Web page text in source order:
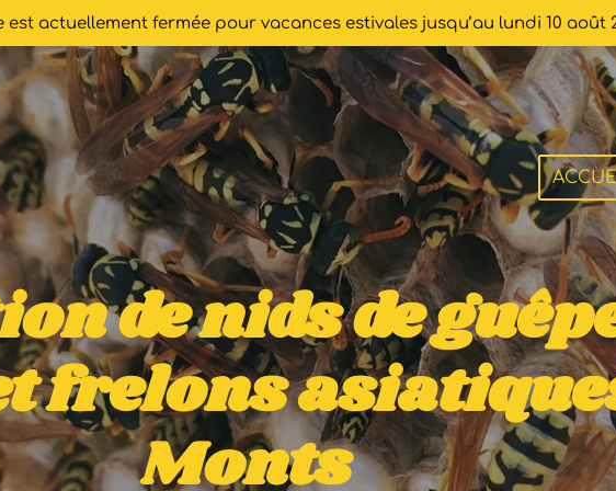
est actuellement fermée pour vacances estivales jusqu’au lundi 10 août
de nids de
frelons
Monts